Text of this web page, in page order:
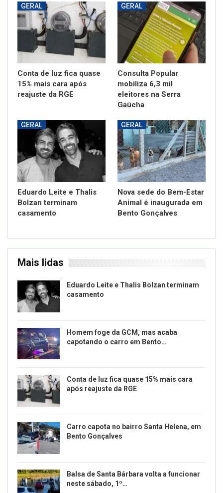
GERAL
Conta de luz fica quase
15% mais cara após
reajuste da RGE
GERAL
Consulta Popular
mobiliza 6,3 mil
eleitores na Serra
Gaúcha
GERAL
Eduardo Leite e Thalis
Bolzan terminam
casamento
GERAL
Nova sede do Bem-Estar
Animal é inaugurada em
Bento Gonçalves
Mais lidas
Eduardo Leite e Thalis Bolzan terminam
casamento
Homem foge da GCM, mas acaba
capotando o carro em Bento…
Conta de luz fica quase 15% mais cara
após reajuste da RGE
Carro capota no bairro Santa Helena, em
Bento Gonçalves
Balsa de Santa Bárbara volta a funcionar
neste sábado, 1º…